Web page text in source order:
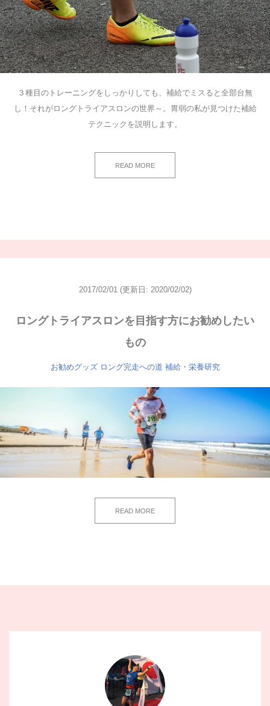
３種目のトレーニングをしっかりしても、補給でミスると全部台無
し！それがロングトライアスロンの世界～。胃弱の私が見つけた補給
テクニックを説明します。
READ MORE
2017/02/01 (更新日: 2020/02/02)
ロングトライアスロンを目指す方にお勧めしたい
もの
お勧めグッズ ロング完走への道 補給・栄養研究
READ MORE